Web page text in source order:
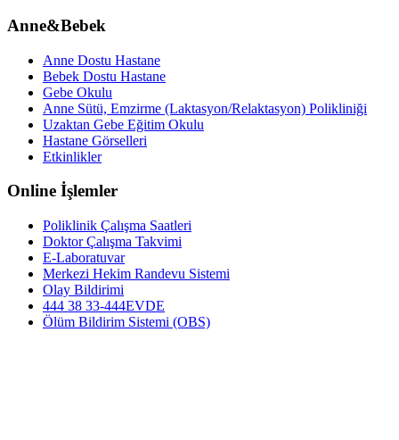
Anne&Bebek
Anne Dostu Hastane
Bebek Dostu Hastane
Gebe Okulu
Anne Sütü, Emzirme (Laktasyon/Relaktasyon) Polikliniği
Uzaktan Gebe Eğitim Okulu
Hastane Görselleri
Etkinlikler
Online İşlemler
Poliklinik Çalışma Saatleri
Doktor Çalışma Takvimi
E-Laboratuvar
Merkezi Hekim Randevu Sistemi
Olay Bildirimi
444 38 33-444EVDE
Ölüm Bildirim Sistemi (OBS)